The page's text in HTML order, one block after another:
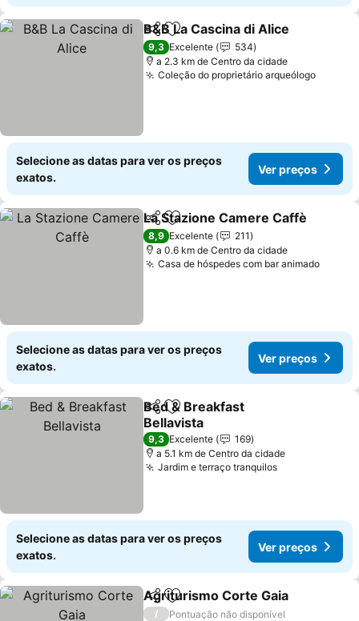
PartilharAdicionar aos favoritos
B&B La Cascina di Alice
9,3 Excelente
534
a 2.3 km de Centro da cidade
Coleção do proprietário arqueólogo
Selecione as datas para ver os preços
exatos.
Ver preços
PartilharAdicionar aos favoritos
La Stazione Camere Caffè
8,9 Excelente
211
a 0.6 km de Centro da cidade
Casa de hóspedes com bar animado
Selecione as datas para ver os preços
exatos.
Ver preços
PartilharAdicionar aos favoritos
Bed & Breakfast
Bellavista
9,3 Excelente
169
a 5.1 km de Centro da cidade
Jardim e terraço tranquilos
Selecione as datas para ver os preços
exatos.
Ver preços
PartilharAdicionar aos favoritos
Agriturismo Corte Gaia
/
Pontuação não disponível